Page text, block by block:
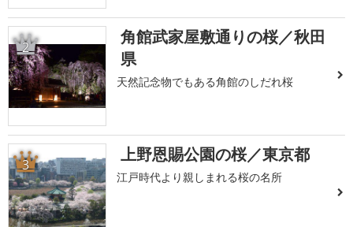
2
角館武家屋敷通りの桜／秋田
県
天然記念物でもある角館のしだれ桜
3 上野恩賜公園の桜／東京都
江戸時代より親しまれる桜の名所